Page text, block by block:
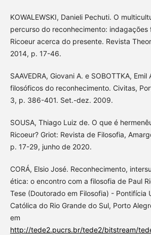
KOWALEWSKI, Danieli Pechuti. O
percurso do reconhecimento: indagações
Ricoeur acerca do presente. Revista
2014, p. 17-46.
SAAVEDRA, Giovani A. e SOBOTTKA, Emil
filosóficos do reconhecimento. Civitas,
3, p. 386-401. Set.-dez. 2009.
SOUSA, Thiago Luiz de. O que é
Ricoeur? Griot: Revista de Filosofia,
p. 17-29, junho de 2020.
CORÁ, Elsio José. Reconhecimento,
ética: o encontro com a filosofia de Paul
Tese (Doutorado em Filosofia) - Pontifícia
Católica do Rio Grande do Sul, Porto
em
http://tede2.pucrs.br/tede2/bitstream/